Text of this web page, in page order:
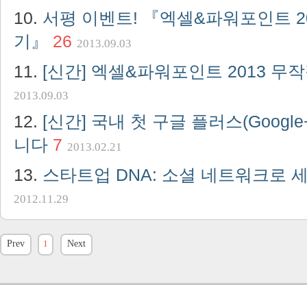
서평 이벤트! 『엑셀&파워포인트
기』 26 2013.09.03
[신간] 엑셀&파워포인트 2013 무
2013.09.03
[신간] 국내 첫 구글 플러스
니다 7 2013.02.21
스타트업 DNA: 소셜 네트워크로
2012.11.29
Prev 1 Next